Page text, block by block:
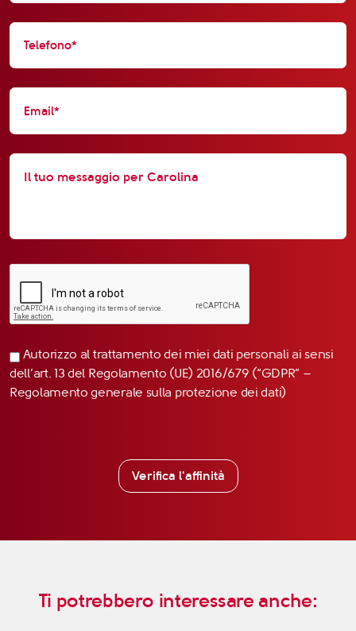
Autorizzo al trattamento dei miei dati personali ai sensi
dell’art. 13 del Regolamento (UE) 2016/679 (“GDPR” –
Regolamento generale sulla protezione dei dati)
Verifica l'affinità
Ti potrebbero interessare anche: